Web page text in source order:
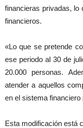
financieras privadas, lo
financieros.
«Lo que se pretende
ese periodo al 30 de
20.000 personas.
atender a aquellos
en el sistema
Esta modificación está